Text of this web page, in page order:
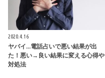
2020.4.16
ヤバイ…電話占いで悪い結果が出
た！悪い→良い結果に変える心得や
対処法